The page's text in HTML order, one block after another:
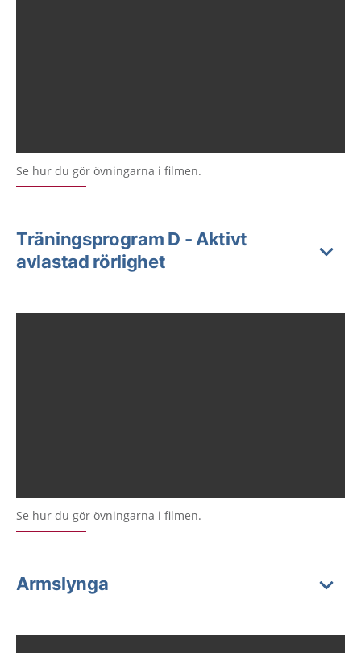
Se hur du gör övningarna i filmen.
Träningsprogram D - Aktivt
avlastad rörlighet
Se hur du gör övningarna i filmen.
Armslynga